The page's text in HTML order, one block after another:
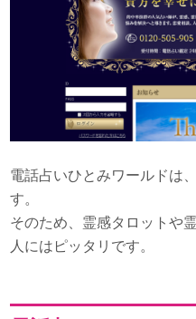
電話占いひとみワールドは
す。
そのため、霊感タロットや
人にはピッタリです。